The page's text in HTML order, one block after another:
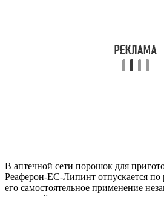
В аптечной сети порошок для
Реаферон-ЕС-Липинт отпускается по
его самостоятельное применение